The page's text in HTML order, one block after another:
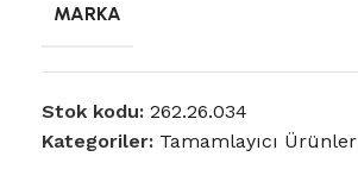
MARKA
Stok kodu: 262.26.034
Kategoriler: Tamamlayıcı Ürünler